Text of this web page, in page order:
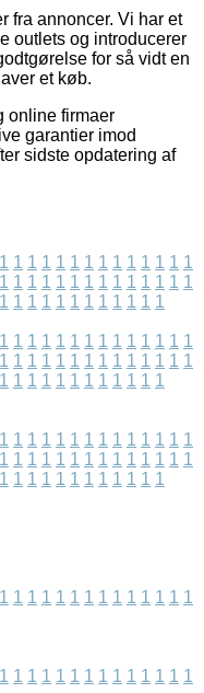
fra annoncer. Vi har et
outlets og introducerer
for så vidt en
et køb.
online firmaer
garantier imod
sidste opdatering af
1 1 1 1 1 1 1 1 1 1 1 1 1 1
1 1 1 1 1 1 1 1 1 1 1 1 1 1
1 1 1 1 1 1 1 1 1 1 1 1
1 1 1 1 1 1 1 1 1 1 1 1 1 1
1 1 1 1 1 1 1 1 1 1 1 1 1 1
1 1 1 1 1 1 1 1 1 1 1 1
1 1 1 1 1 1 1 1 1 1 1 1 1 1
1 1 1 1 1 1 1 1 1 1 1 1 1 1
1 1 1 1 1 1 1 1 1 1 1 1
1 1 1 1 1 1 1 1 1 1 1 1 1 1
1 1 1 1 1 1 1 1 1 1 1 1 1 1